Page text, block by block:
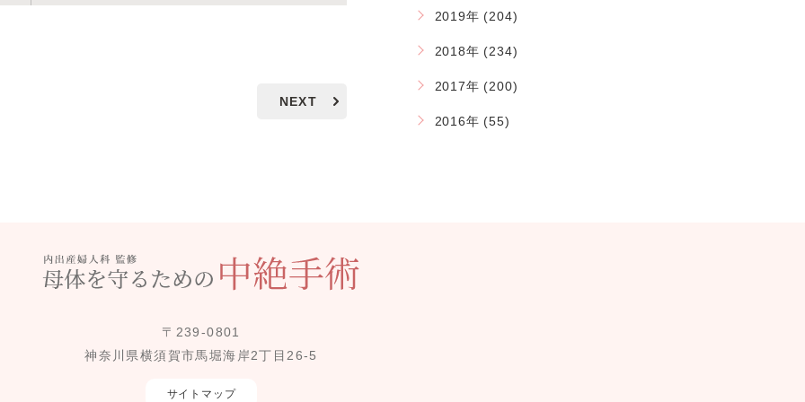
NEXT
2019年 (204)
2018年 (234)
2017年 (200)
2016年 (55)
〒239-0801
神奈川県横須賀市馬堀海岸2丁目26-5
サイトマップ